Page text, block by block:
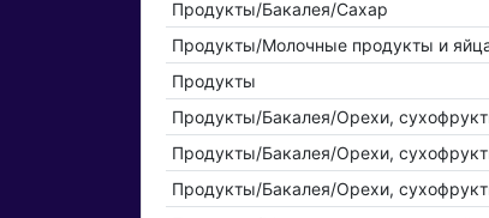
Продукты/Бакалея/Сахар
Продукты/Молочные продукты и
Продукты
Продукты/Бакалея/Орехи,
Продукты/Бакалея/Орехи,
Продукты/Бакалея/Орехи,